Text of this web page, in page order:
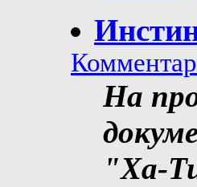
На
"Ха-